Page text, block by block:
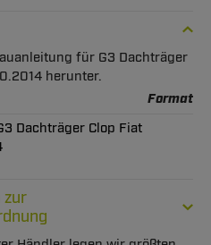
für G3 Dachträger
herunter.
Format
Dachträger Clop Fiat
zur